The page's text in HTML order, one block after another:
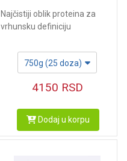
Najčistiji oblik proteina za
vrhunsku definiciju
750g (25 doza)
4150 RSD
Dodaj u korpu